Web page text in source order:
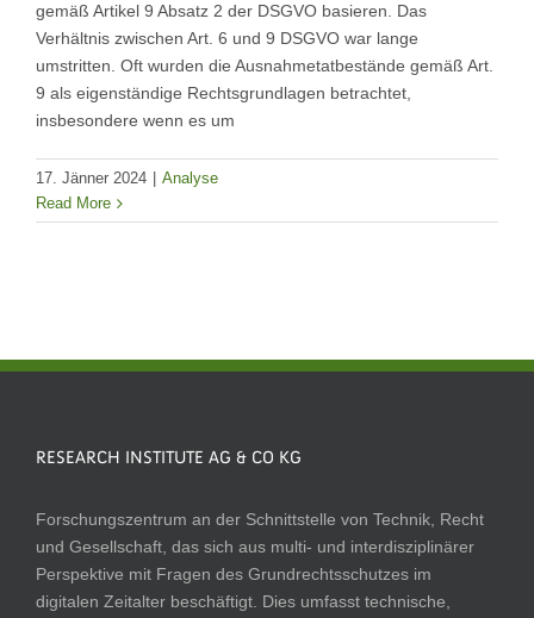
gemäß Artikel 9 Absatz 2 der DSGVO basieren. Das
Verhältnis zwischen Art. 6 und 9 DSGVO war lange
umstritten. Oft wurden die Ausnahmetatbestände gemäß Art.
9 als eigenständige Rechtsgrundlagen betrachtet,
insbesondere wenn es um
17. Jänner 2024
Analyse
Read More
RESEARCH INSTITUTE AG & CO KG
Forschungszentrum an der Schnittstelle von Technik, Recht
und Gesellschaft, das sich aus multi- und interdisziplinärer
Perspektive mit Fragen des Grundrechtsschutzes im
digitalen Zeitalter beschäftigt. Dies umfasst technische,